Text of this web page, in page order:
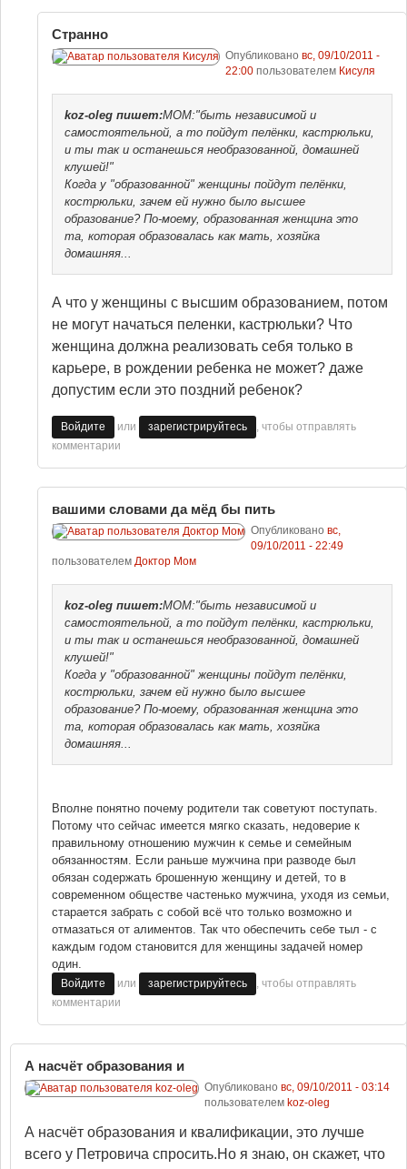
Странно
Опубликовано вс, 09/10/2011 -
22:00пользователем Кисуля
koz-oleg пишет:МОМ:"быть независимой и
самостоятельной, а то пойдут пелёнки, кастрюльки,
и ты так и останешься необразованной, домашней
клушей!"
Когда у "образованной" женщины пойдут пелёнки,
кострюльки, зачем ей нужно было высшее
образование? По-моему, образованная женщина это
та, которая образовалась как мать, хозяйка
домашняя...
А что у женщины с высшим образованием, потом
не могут начаться пеленки, кастрюльки? Что
женщина должна реализовать себя только в
карьере, в рождении ребенка не может? даже
допустим если это поздний ребенок?
Войдите или зарегистрируйтесь
, чтобы отправлять
комментарии
вашими словами да мёд бы пить
Опубликовано вс,
09/10/2011 - 22:49
пользователем Доктор Мом
koz-oleg пишет:МОМ:"быть независимой и
самостоятельной, а то пойдут пелёнки, кастрюльки,
и ты так и останешься необразованной, домашней
клушей!"
Когда у "образованной" женщины пойдут пелёнки,
кострюльки, зачем ей нужно было высшее
образование? По-моему, образованная женщина это
та, которая образовалась как мать, хозяйка
домашняя...
Вполне понятно почему родители так советуют поступать.
Потому что сейчас имеется мягко сказать, недоверие к
правильному отношению мужчин к семье и семейным
обязанностям. Если раньше мужчина при разводе был
обязан содержать брошенную женщину и детей, то в
современном обществе частенько мужчина, уходя из семьи,
старается забрать с собой всё что только возможно и
отмазаться от алиментов. Так что обеспечить себе тыл - с
каждым годом становится для женщины задачей номер
один.
Войдите или зарегистрируйтесь
, чтобы отправлять
комментарии
А насчёт образования и
Опубликовано вс, 09/10/2011 - 03:14
пользователем koz-oleg
А насчёт образования и квалификации, это лучше
всего у Петровича спросить.Но я знаю, он скажет, что